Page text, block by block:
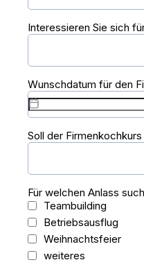
Interessieren Sie sich
Wunschdatum für den
Soll der
Für welchen Anlass
Teambuilding
Betriebsausflug
Weihnachtsfeier
weiteres